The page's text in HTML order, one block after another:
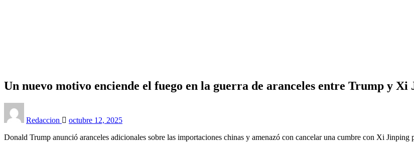
Un nuevo motivo enciende el fuego en la guerra de aranceles entre Trump y
Redaccion
octubre 12, 2025
Donald Trump anunció aranceles adicionales sobre las importaciones chinas y amenazó con cancelar una cumbre con Xi Jinping